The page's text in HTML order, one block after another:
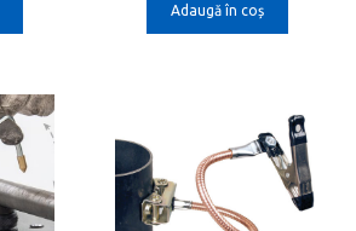
Adaugă în coș